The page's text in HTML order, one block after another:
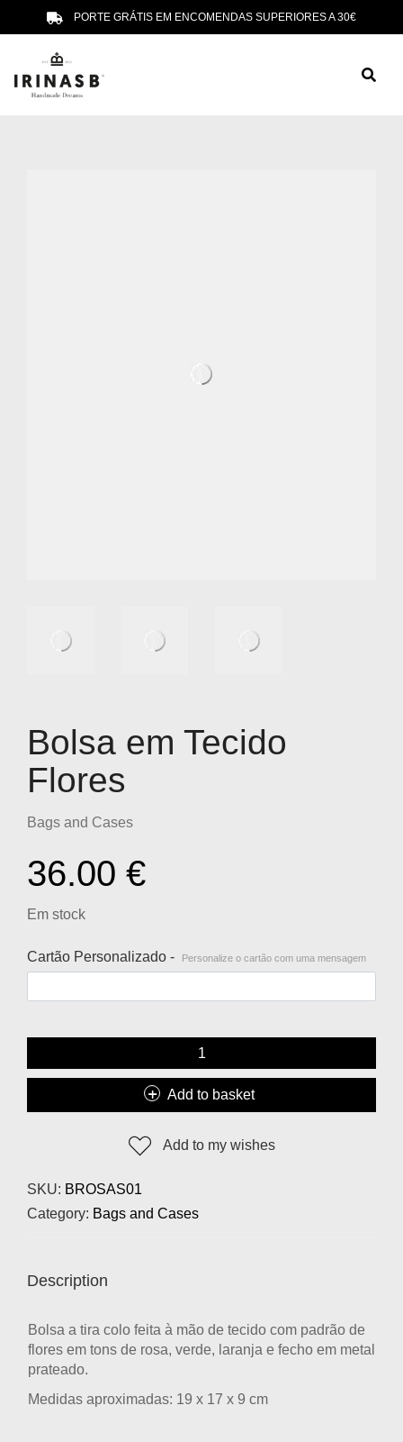
PORTE GRÁTIS EM ENCOMENDAS SUPERIORES A 30€
Bolsa em Tecido
Flores
Bags and Cases
36.00 €
Em stock
Cartão Personalizado - Personalize o cartão com uma mensagem
Add to basket
Add to my wishes
SKU: BROSAS01
Category: Bags and Cases
Description
Bolsa a tira colo feita à mão de tecido com padrão de
flores em tons de rosa, verde, laranja e fecho em metal
prateado.
Medidas aproximadas: 19 x 17 x 9 cm